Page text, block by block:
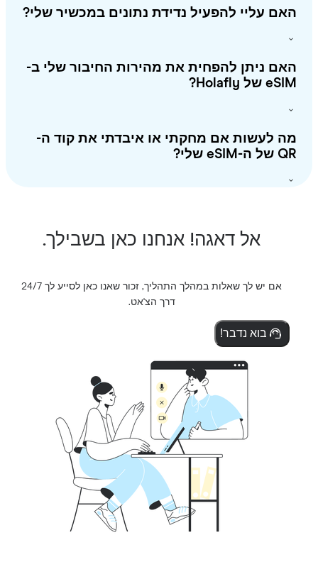
עליי להפעיל נדידת נתונים במכשיר שלי?
ניתן להפחית את מהירות החיבור שלי ב-
לעשות אם מחקתי או איבדתי את קוד ה-
אל דאגה! אנחנו כאן בשבילך.
אם יש לך שאלות במהלך התהליך, זכור שאנו כאן לסייע לך 24/7
דרך הצ'אט.
בוא נדבר!